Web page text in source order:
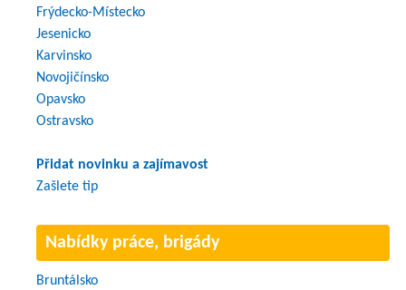
Frýdecko-Místecko
Jesenicko
Karvinsko
Novojičínsko
Opavsko
Ostravsko
Přidat novinku a zajímavost
Zašlete tip
Nabídky práce, brigády
Bruntálsko